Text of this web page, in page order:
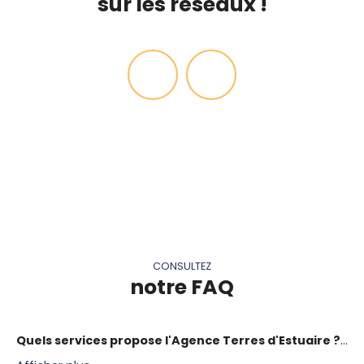
CONSULTEZ
notre FAQ
Quels services propose l'Agence Terres d'Estuaire ?